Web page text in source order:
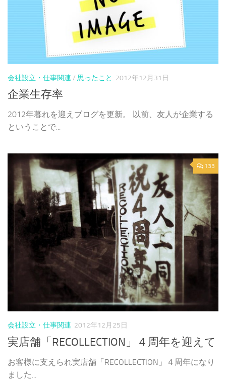
会社設立・仕事関連 / 思ったこと 2012年12月31日
企業生存率
2012年暮れを迎えブログを更新。 以前、友人が企業する
ということで...
133
会社設立・仕事関連 2012年12月25日
実店舗「RECOLLECTION」４周年を迎えて
お客様に支えられ実店舗「RECOLLECTION」４周年になり
ました...